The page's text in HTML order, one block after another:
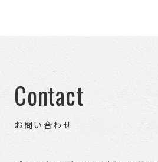
Contact
お問い合わせ